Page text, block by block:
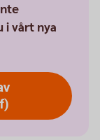
i vårt nya